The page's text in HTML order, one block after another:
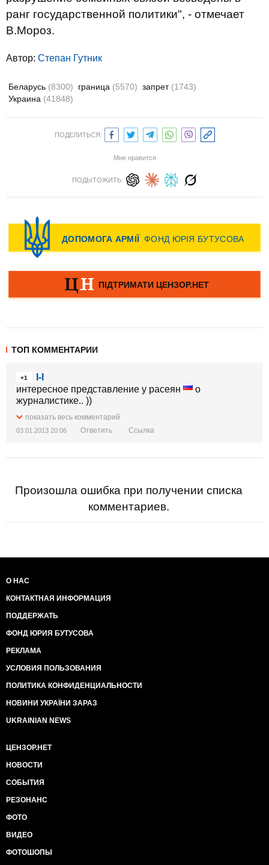
ранг государственной политики", - отмечает
В.Мороз.
Автор: Степан Гутник
Беларусь (8300) граница (5570) запрет (1743)
Украина (41848)
ПОДЕЛИТЬСЯ:
Мне нравится
ПОДЫТОЖИТЬ:
ТОП КОММЕНТАРИИ
+1
I-I
интересное представление у расеян
о
журналистике.. ))
показать весь комментарий
03.01.2013 20:06 Ответить Ссылка
Произошла ошибка при получении списка
комментариев.
О НАС
КОНТАКТНАЯ ИНФОРМАЦИЯ
ПОДДЕРЖАТЬ
ФОНД ЮРИЯ БУТУСОВА
РЕКЛАМА
УСЛОВИЯ ПОЛЬЗОВАНИЯ
ПОЛИТИКА КОНФИДЕНЦИАЛЬНОСТИ
НОВИНИ УКРАЇНИ ЗАРАЗ
UKRAINIAN NEWS
ЦЕНЗОР.НЕТ
НОВОСТИ
СОБЫТИЯ
РЕЗОНАНС
ФОТО
ВИДЕО
ФОТОШОПЫ